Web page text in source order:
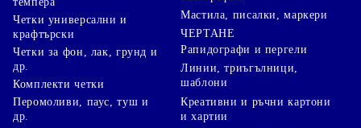
Четки универсални и
крафтърски
Четки за фон, лак, грунд и
др.
Комплекти четки
Мастила, писалки, маркери
ЧЕРТАНЕ
Рапидографи и пергели
Линии, триъгълници,
шаблони
Перомоливи, паус, туш и
др.
Креативни и ръчни картони
и хартии